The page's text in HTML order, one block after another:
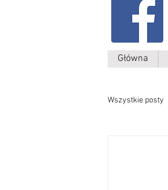
Główna
Wszystkie posty